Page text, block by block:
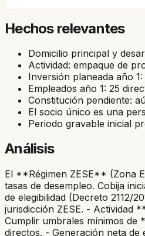
Hechos relevantes
Domicilio principal y
Actividad: empaque de
Inversión planeada año
Empleados año 1: 25
Constitución pendiente:
El socio único es una
Periodo gravable inicial
Análisis
El **Régimen ZESE** (Zona
tasas de desempleo. Cobija
de elegibilidad (Decreto
jurisdicción ZESE. - Actividad
Cumplir umbrales mínimos de
directos. - Generación neta